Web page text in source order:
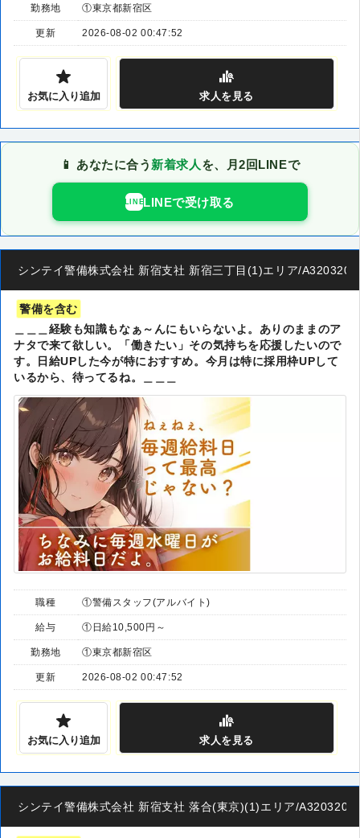
勤務地 ①東京都新宿区
更新 2026-08-02 00:47:52
お気に入り追加 求人を見る
📱 あなたに合う 新着求人 を、月2回LINEで
LINELINEで受け取る
シンテイ警備株式会社 新宿支社 新宿三丁目(1)エリア/
警備を含む
＿＿＿経験も知識もなぁ～んにもいらないよ。ありのままのア
ナタで来て欲しい。「働きたい」その気持ちを応援したいので
す。日給UPした今が特におすすめ。今月は特に採用枠UPして
いるから、待ってるね。＿＿＿
職種 ①警備スタッフ(アルバイト)
給与 ①日給10,500円～
勤務地 ①東京都新宿区
更新 2026-08-02 00:47:52
お気に入り追加 求人を見る
シンテイ警備株式会社 新宿支社 落合(東京)(1)エリア/